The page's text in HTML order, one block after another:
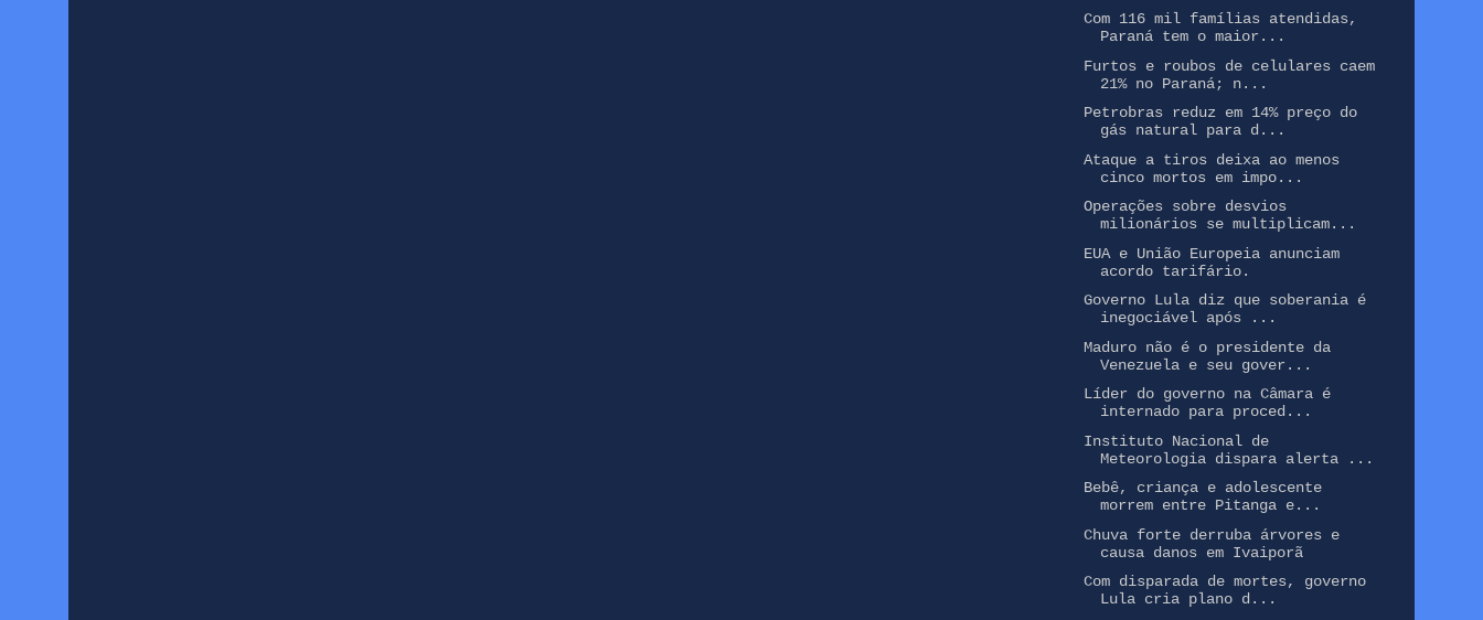
Com 116 mil famílias atendidas,
Paraná tem o maior...
Furtos e roubos de celulares caem
21% no Paraná; n...
Petrobras reduz em 14% preço do
gás natural para d...
Ataque a tiros deixa ao menos
cinco mortos em impo...
Operações sobre desvios
milionários se multiplicam...
EUA e União Europeia anunciam
acordo tarifário.
Governo Lula diz que soberania é
inegociável após ...
Maduro não é o presidente da
Venezuela e seu gover...
Líder do governo na Câmara é
internado para proced...
Instituto Nacional de
Meteorologia dispara alerta ...
Bebê, criança e adolescente
morrem entre Pitanga e...
Chuva forte derruba árvores e
causa danos em Ivaiporã
Com disparada de mortes, governo
Lula cria plano d...